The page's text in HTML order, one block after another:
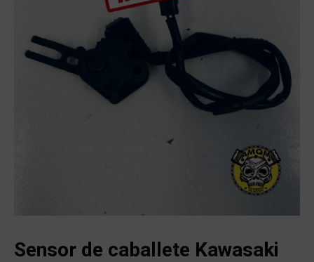
Sensor de caballete Kawasaki